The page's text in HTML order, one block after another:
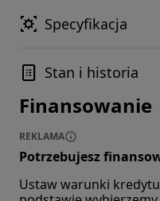
Specyfikacja
Stan i historia
Finansowanie
REKLAMA
Potrzebujesz
Ustaw warunki